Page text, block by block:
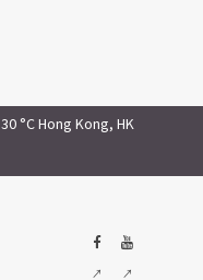
30 °CHong Kong, HK